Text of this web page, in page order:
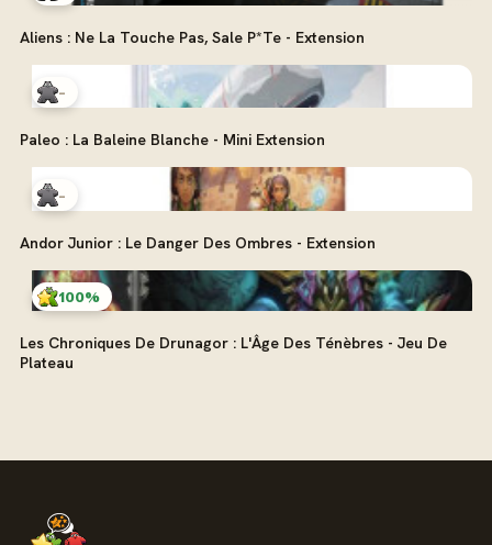
Aliens : Ne La Touche Pas, Sale P*Te - Extension
-
Paleo : La Baleine Blanche - Mini Extension
-
Andor Junior : Le Danger Des Ombres - Extension
100%
Les Chroniques De Drunagor : L'Âge Des Ténèbres - Jeu De
Plateau